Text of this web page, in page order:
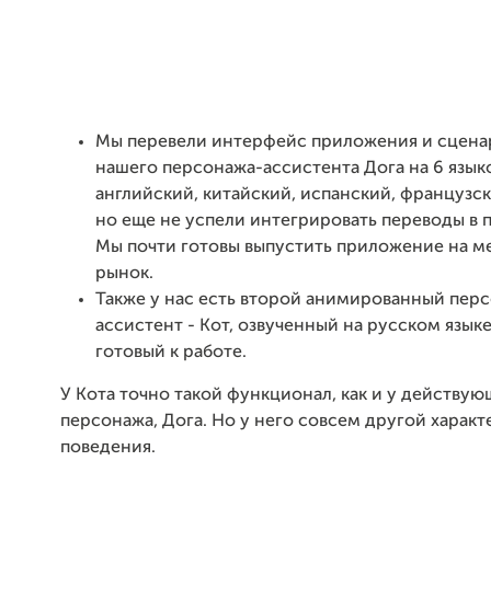
Мы перевели интерфейс приложения и
нашего персонажа-ассистента Дога на 6
английский, китайский, испанский,
но еще не успели интегрировать переводы в
Мы почти готовы выпустить приложение на
рынок.
Также у нас есть второй анимированный
ассистент - Кот, озвученный на русском
готовый к работе.
У Кота точно такой функционал, как и у
персонажа, Дога. Но у него совсем другой
поведения.